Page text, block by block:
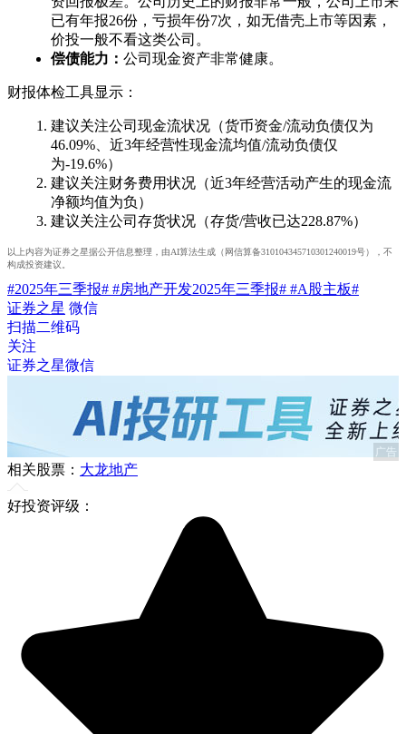
已有年报26份，亏损年份7次，如无借壳上市等因素，
价投一般不看这类公司。
偿债能力： 公司现金资产非常健康。
财报体检工具显示：
建议关注公司现金流状况（货币资金/流动负债仅为
46.09%、近3年经营性现金流均值/流动负债仅
为-19.6%）
建议关注财务费用状况（近3年经营活动产生的现金流
净额均值为负）
建议关注公司存货状况（存货/营收已达228.87%）
以上内容为证券之星据公开信息整理，由AI算法生成（网信算备310104345710301240019号），不
构成投资建议。
#2025年三季报# #房地产开发2025年三季报# #A股主板#
证券之星 微信
扫描二维码
关注
证券之星微信
广告
相关股票： 大龙地产
好投资评级：